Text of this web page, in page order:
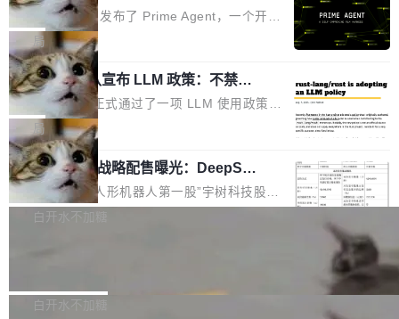
r Day）将在杭州启航。活动面向智能硬件产业
链企业和开发者，邀请行业专家与资深技术顾
问，围绕开源鸿蒙技术能力、设备适配、芯片适
配、功耗与稳定性调优、兼容性测评及统一互联
等内容展开系统讲解和实战交流，帮助企业进一
步了解开源鸿蒙在智能...
opilot coding agent 全部受影响。从检测到完全
恢复，大约 12 小时。 这是 2026 年 8 月的第六
起事故，其中四起与 AI/Copilot 服务相关。 Git
Hub 员工 kdaigle 在 HN 讨论中贴出了一组数
据：2025 年全年 10 亿次 commit。现在，每周
2.75 亿次，全年预计 140 亿次。GitHub...
进的编程 Agent，ARC-AGI 3 超越人类
专家基线
Prime Intellect 发布了 Prime Agent，一个开源
的编程 Agent Harness，核心设计围绕两个抽
象：Recursive Language Model（RLM）和 C
ontinual Harness。在 ARC-AGI 3 基准测试
上，Prime Agent + Opus 5 的组合达到了 95.
5% RHAE Best@1，超过了 ARC 报告的人类专
家基线 95.4%。 不是又一个 coding agent 包装
器 Prime Agent 的架构和市面上大多数 coding
agent 有本质区别。大多数 agent harness 的设
计是基于早期模型的能力—...
局
Rust 项目团队宣布 LLM 政策：不禁
止，但你要承认哪些代码不是你写的
Rust 语言项目正式通过了一项 LLM 使用政策，
覆盖 rust-lang/rust 单一仓库的代码贡献。这不
是项目级别的官方立场，目前由五个团队采纳，
但它可能是主流开源项目中关于 AI 辅助贡献最
细致的一份规则。 政策的核心只有一句话：LLM
可以用来分析、提炼、审阅、建议，但不能用来
不得生成涉及安全性的关键变更，除非作者本身
局
宇树科技 IPO 战略配售曝光：DeepSe
ek 获配 93.3 万股，锁定 36 个月
8月6日晚间，“人形机器人第一股”宇树科技股份
有限公司披露IPO发行价格及战略配售结果，杭
36个月。 公告显示，本次宇树科技战略配售对
白开水不加糖
Bug fixes and enhancements 修复多次传递同
白开水不加糖